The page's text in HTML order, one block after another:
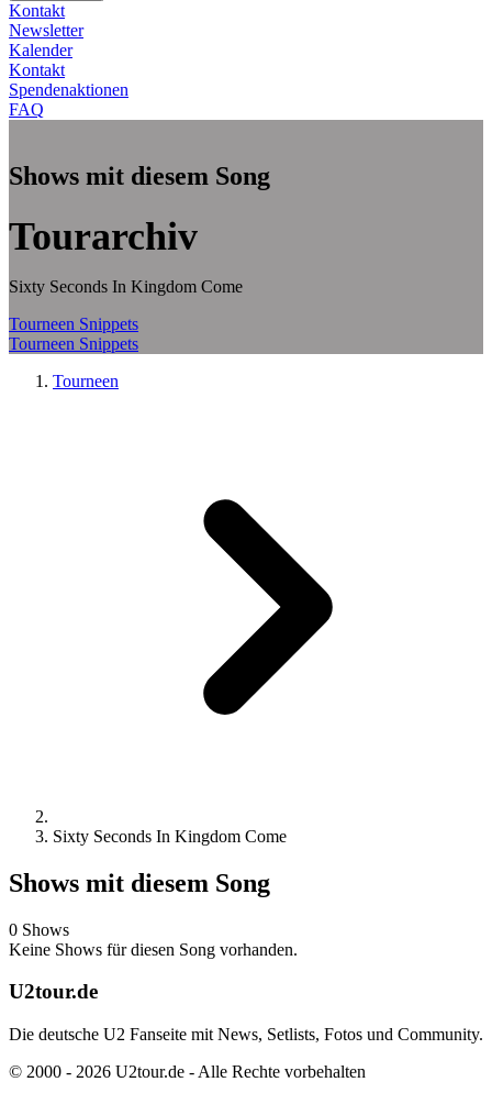
Kontakt
Newsletter
Kalender
Kontakt
Spendenaktionen
FAQ
Shows mit diesem Song
Tourarchiv
Sixty Seconds In Kingdom Come
Tourneen Snippets
Tourneen Snippets
Tourneen
Sixty Seconds In Kingdom Come
Shows mit diesem Song
0 Shows
Keine Shows für diesen Song vorhanden.
U2tour.de
Die deutsche U2 Fanseite mit News, Setlists, Fotos und Community.
© 2000 - 2026 U2tour.de - Alle Rechte vorbehalten